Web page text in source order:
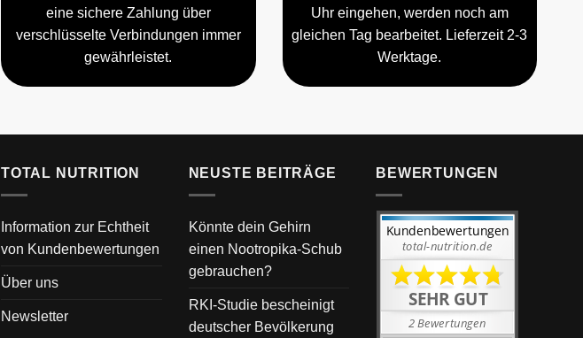
eine sichere Zahlung über
verschlüsselte Verbindungen immer
gewährleistet.
Uhr eingehen, werden noch am
gleichen Tag bearbeitet. Lieferzeit 2-3
Werktage.
TOTAL NUTRITION
Information zur Echtheit
von Kundenbewertungen
Über uns
Newsletter
NEUSTE BEITRÄGE
Könnte dein Gehirn
einen Nootropika-Schub
gebrauchen?
RKI-Studie bescheinigt
deutscher Bevölkerung
BEWERTUNGEN